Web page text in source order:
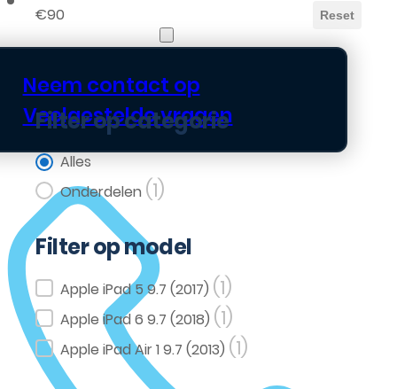
Neem contact op
Veelgestelde vragen
€90 Reset
Filter op categorie
Filter op categorie
Alles
Onderdelen (1)
Filter op model
Filter op model
Apple iPad 5 9.7 (2017) (1)
Apple iPad 6 9.7 (2018) (1)
Apple iPad Air 1 9.7 (2013) (1)